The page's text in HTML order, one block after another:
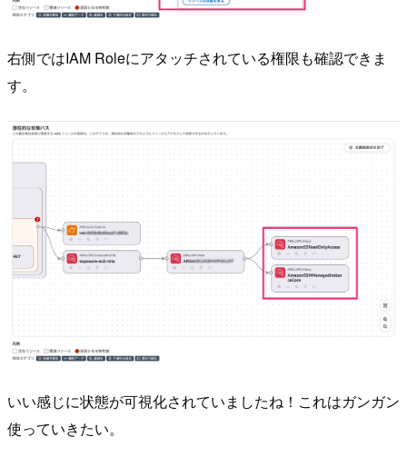
右側ではIAM Roleにアタッチされている権限も確認できま
す。
いい感じに状態が可視化されていましたね！これはガンガン
使っていきたい。